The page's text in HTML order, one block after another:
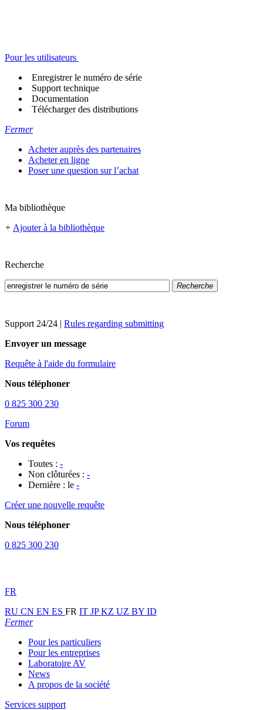
Pour les utilisateurs
Enregistrer le numéro de série
Support technique
Documentation
Télécharger des distributions
Fermer
Acheter auprès des partenaires
Acheter en ligne
Poser une question sur l’achat
Ma bibliothèque
+ Ajouter à la bibliothèque
Recherche
Recherche
Support 24/24 | Rules regarding submitting
Envoyer un message
Requête à l'aide du formulaire
Nous téléphoner
0 825 300 230
Forum
Vos requêtes
Toutes : -
Non clôturées : -
Dernière : le -
Créer une nouvelle requête
Nous téléphoner
0 825 300 230
FR
RU CN EN ES FR IT JPKZ UZ BY ID
Fermer
Pour les particuliers
Pour les entreprises
Laboratoire AV
News
A propos de la société
Services support